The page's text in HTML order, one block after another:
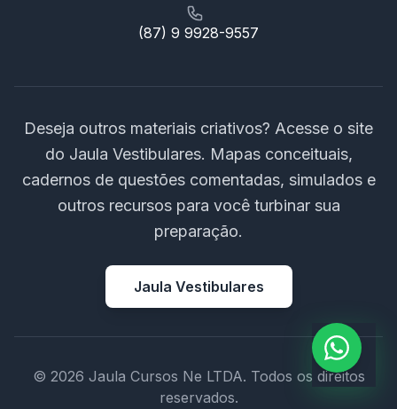
(87) 9 9928-9557
Deseja outros materiais criativos? Acesse o site
do Jaula Vestibulares. Mapas conceituais,
cadernos de questões comentadas, simulados e
outros recursos para você turbinar sua
preparação.
Jaula Vestibulares
© 2026 Jaula Cursos Ne LTDA. Todos os direitos
reservados.